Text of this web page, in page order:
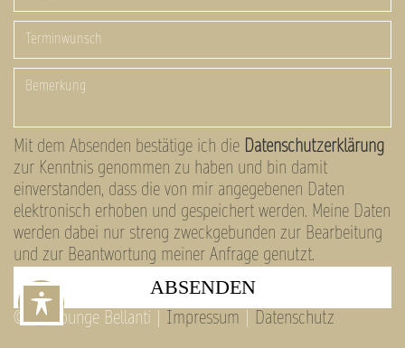
Mit dem Absenden bestätige ich die Datenschutzerklärung
zur Kenntnis genommen zu haben und bin damit
einverstanden, dass die von mir angegebenen Daten
elektronisch erhoben und gespeichert werden. Meine Daten
werden dabei nur streng zweckgebunden zur Bearbeitung
und zur Beantwortung meiner Anfrage genutzt.
© Hairlounge Bellanti | Impressum Datenschutz